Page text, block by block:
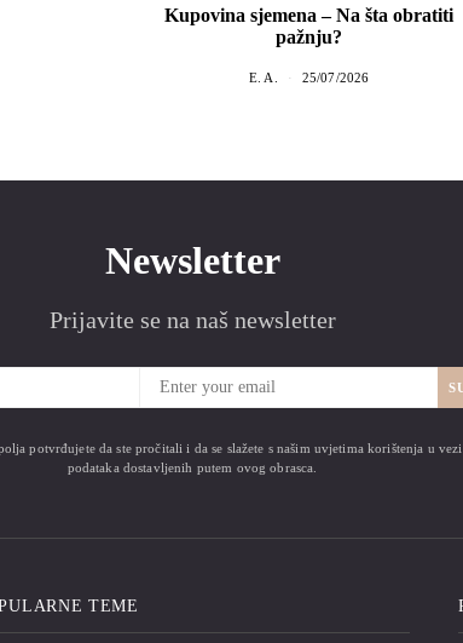
Kupovina sjemena – Na šta obratiti
pažnju?
E. A. 25/07/2026
Newsletter
Prijavite se na naš newsletter
potvrđujete da ste pročitali i da se slažete s našim uvjetima korištenja u
podataka dostavljenih putem ovog obrasca.
TEME